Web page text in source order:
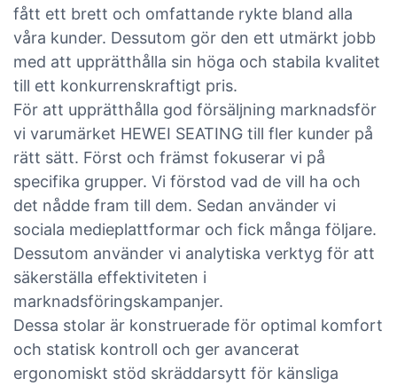
fått ett brett och omfattande rykte bland alla
våra kunder. Dessutom gör den ett utmärkt jobb
med att upprätthålla sin höga och stabila kvalitet
till ett konkurrenskraftigt pris.
För att upprätthålla god försäljning marknadsför
vi varumärket HEWEI SEATING till fler kunder på
rätt sätt. Först och främst fokuserar vi på
specifika grupper. Vi förstod vad de vill ha och
det nådde fram till dem. Sedan använder vi
sociala medieplattformar och fick många följare.
Dessutom använder vi analytiska verktyg för att
säkerställa effektiviteten i
marknadsföringskampanjer.
Dessa stolar är konstruerade för optimal komfort
och statisk kontroll och ger avancerat
ergonomiskt stöd skräddarsytt för känsliga